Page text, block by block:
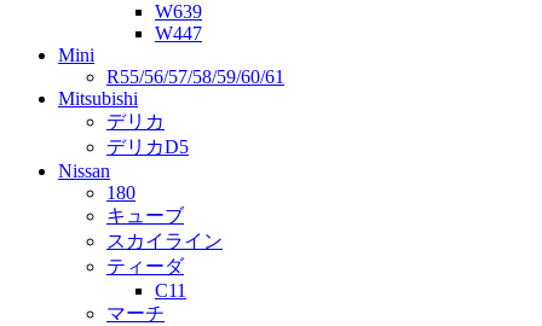
W639
W447
Mini
R55/56/57/58/59/60/61
Mitsubishi
デリカ
デリカD5
Nissan
180
キューブ
スカイライン
ティーダ
C11
マーチ